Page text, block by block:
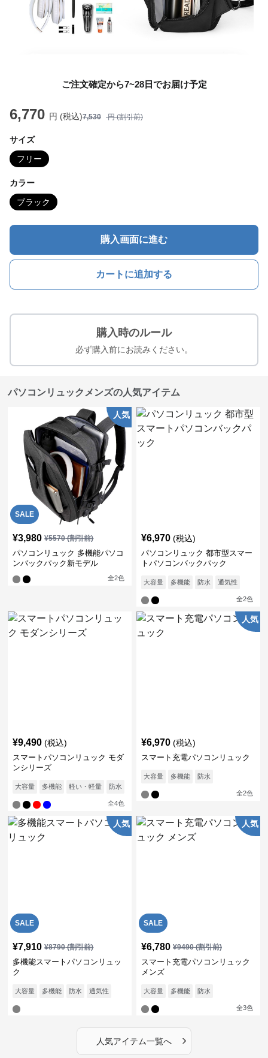
ご注文確定から7~28日でお届け予定
6,770 円 (税込)7,530 円 (割引前)
サイズ
フリー
カラー
ブラック
購入画面に進む
カートに追加する
購入時のルール
必ず購入前にお読みください。
パソコンリュックメンズの人気アイテム
SALE
人気
¥3,980 ¥5570(割引前)
パソコンリュック 多機能パソコ
ンバックパック新モデル
全2色
¥6,970 (税込)
パソコンリュック 都市型スマー
トパソコンバックパック
大容量 多機能 防水 通気性
全2色
¥9,490 (税込)
スマートパソコンリュック モダ
ンシリーズ
大容量 多機能 軽い・軽量 防水
全4色
人気
¥6,970 (税込)
スマート充電パソコンリュック
大容量 多機能 防水
全2色
SALE
人気
¥7,910 ¥8790(割引前)
多機能スマートパソコンリュッ
ク
大容量 多機能 防水 通気性
SALE
人気
¥6,780 ¥9490(割引前)
スマート充電パソコンリュック
メンズ
大容量 多機能 防水
全3色
人気アイテム一覧へ ›